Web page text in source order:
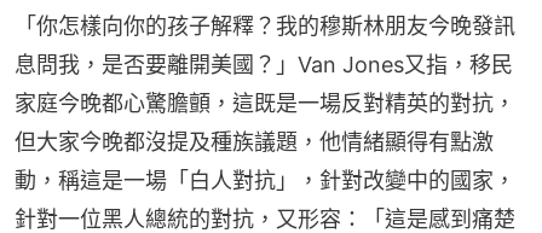
「你怎樣向你的孩子解釋？我的穆斯林朋友今晚發訊
息問我，是否要離開美國？」Van Jones又指，移民
家庭今晚都心驚膽顫，這既是一場反對精英的對抗，
但大家今晚都沒提及種族議題，他情緒顯得有點激
動，稱這是一場「白人對抗」，針對改變中的國家，
針對一位黑人總統的對抗，又形容：「這是感到痛楚